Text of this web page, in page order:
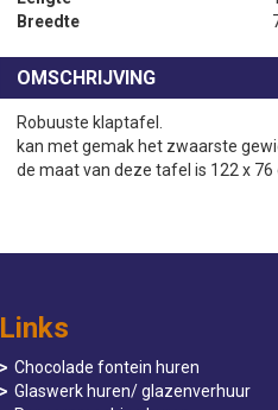
Breedte
OMSCHRIJVING
Robuuste klaptafel.
kan met gemak het zwaarste
de maat van deze tafel is 122 x 76
Links
Chocolade fontein huren
Glaswerk huren/ glazenverhuur